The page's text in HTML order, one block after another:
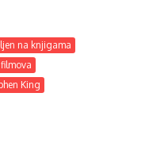
na knjigama
King